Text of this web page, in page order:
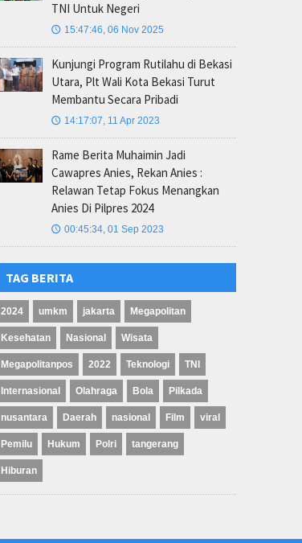
TNI Untuk Negeri
🕔 15:47:46, 06 Nov 2025
Kunjungi Program Rutilahu di Bekasi
Utara, Plt Wali Kota Bekasi Turut
Membantu Secara Pribadi
🕔 14:17:07, 11 Apr 2023
Rame Berita Muhaimin Jadi
Cawapres Anies, Rekan Anies :
Relawan Tetap Fokus Menangkan
Anies Di Pilpres 2024
🕔 00:45:34, 01 Sep 2023
TAG BERITA
2024 umkm jakarta Megapolitan
Kesehatan Nasional Wisata
Megapolitanpos 2022 Teknologi TNI
Internasional Olahraga Bola Pilkada
nusantara Daerah nasional Film viral
Pemilu Hukum Polri tangerang
Hiburan